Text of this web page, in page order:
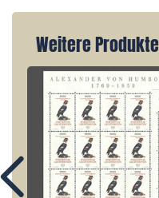
Weitere Produkte